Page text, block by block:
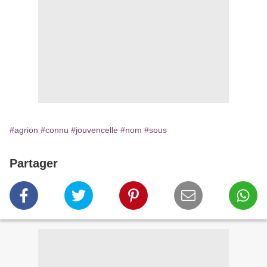
#agrion #connu #jouvencelle #nom #sous
Partager